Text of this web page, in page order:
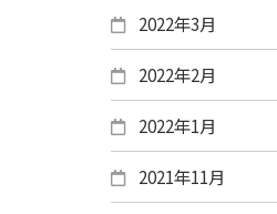
2022年3月
2022年2月
2022年1月
2021年11月